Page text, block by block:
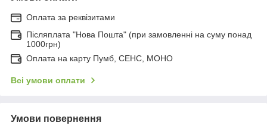
Оплата за реквізитами
Післяплата "Нова Пошта" (при замовленні на суму понад
1000грн)
Оплата на карту Пумб, СЕНС, МОНО
Всі умови оплати
Умови повернення